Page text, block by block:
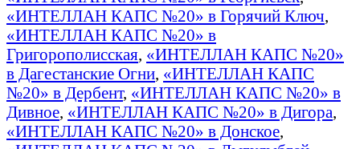
«ИНТЕЛЛАН КАПС №20» в Горячий Ключ,
«ИНТЕЛЛАН КАПС №20» в
Григорополисская, «ИНТЕЛЛАН КАПС №20»
в Дагестанские Огни, «ИНТЕЛЛАН КАПС
№20» в Дербент, «ИНТЕЛЛАН КАПС №20» в
Дивное, «ИНТЕЛЛАН КАПС №20» в Дигора,
«ИНТЕЛЛАН КАПС №20» в Донское,